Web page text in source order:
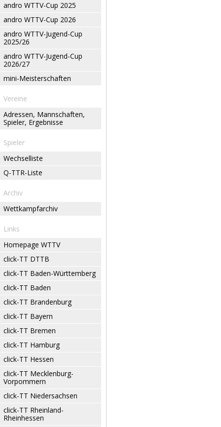
andro WTTV-Cup 2025
andro WTTV-Cup 2026
andro WTTV-Jugend-Cup
2025/26
andro WTTV-Jugend-Cup
2026/27
mini-Meisterschaften
Vereine
Adressen, Mannschaften,
Spieler, Ergebnisse
Spieler
Wechselliste
Q-TTR-Liste
Archiv
Wettkampfarchiv
Links
Homepage WTTV
click-TT DTTB
click-TT Baden-Württemberg
click-TT Baden
click-TT Brandenburg
click-TT Bayern
click-TT Bremen
click-TT Hamburg
click-TT Hessen
click-TT Mecklenburg-
Vorpommern
click-TT Niedersachsen
click-TT Rheinland-
Rheinhessen